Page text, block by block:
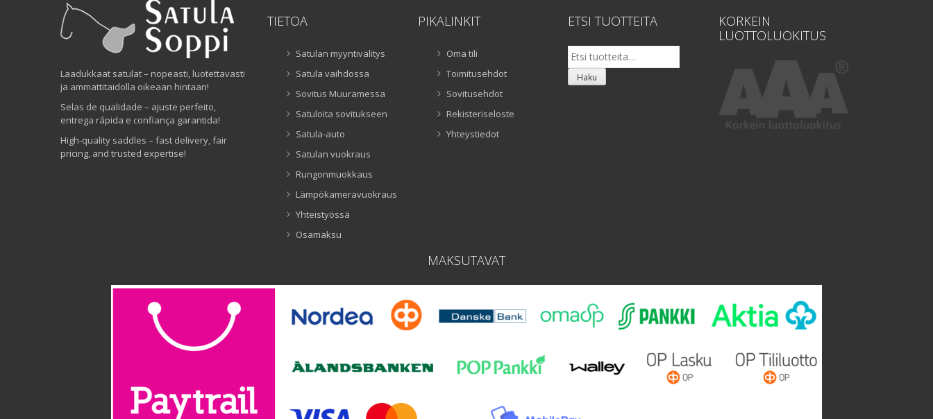
Laadukkaat satulat – nopeasti, luotettavasti
ja ammattitaidolla oikeaan hintaan!
Selas de qualidade – ajuste perfeito,
entrega rápida e confiança garantida!
High-quality saddles – fast delivery, fair
pricing, and trusted expertise!
TIETOA
Satulan myyntivälitys
Satula vaihdossa
Sovitus Muuramessa
Satuloita sovitukseen
Satula-auto
Satulan vuokraus
Rungonmuokkaus
Lämpökameravuokraus
Yhteistyössä
Osamaksu
PIKALINKIT
Oma tili
Toimitusehdot
Sovitusehdot
Rekisteriseloste
Yhteystiedot
ETSI TUOTTEITA
Etsi:
Haku
KORKEIN
LUOTTOLUOKITUS
MAKSUTAVAT